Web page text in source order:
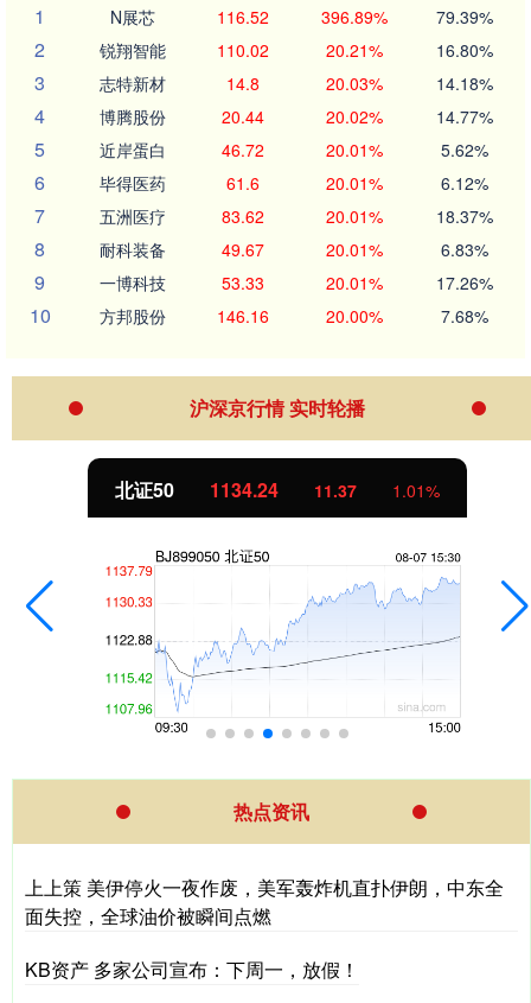
1
N展芯 116.52 396.89% 79.39%
2 锐翔智能 110.02 20.21% 16.80%
3 志特新材 14.8 20.03% 14.18%
4 博腾股份 20.44 20.02% 14.77%
5 近岸蛋白 46.72 20.01% 5.62%
6 毕得医药 61.6 20.01% 6.12%
7 五洲医疗 83.62 20.01% 18.37%
8 耐科装备 49.67 20.01% 6.83%
9 一博科技 53.33 20.01% 17.26%
10 方邦股份 146.16 20.00% 7.68%
沪深京行情 实时轮播
北证50 1134.24 11.37 1.01%
热点资讯
上上策 美伊停火一夜作废，美军轰炸机直扑伊朗，中东全
面失控，全球油价被瞬间点燃
KB资产 多家公司宣布：下周一，放假！